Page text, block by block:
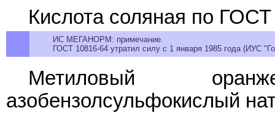
Кислота соляная по
ИС МЕГАНОРМ: примечание.
ГОСТ 10816-64 утратил силу с 1 января 1985 года (ИУС
Метиловый
азобензолсульфокислый